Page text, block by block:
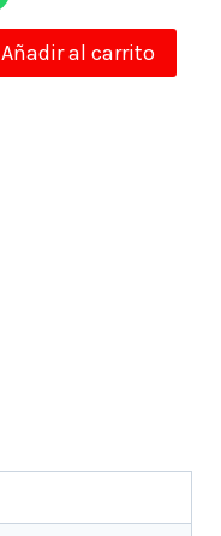
Añadir al carrito